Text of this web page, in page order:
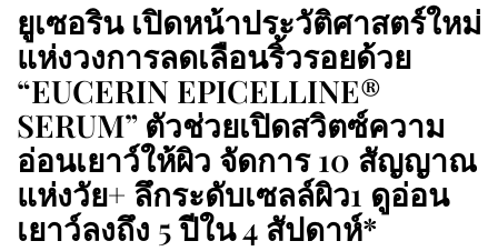
ยูเซอริน เปิดหน้าประวัติศาสตร์ใหม่
แห่งวงการลดเลือนริ้วรอยด้วย
“EUCERIN EPICELLINE®
SERUM” ตัวช่วยเปิดสวิตซ์ความ
อ่อนเยาว์ให้ผิว จัดการ 10 สัญญาณ
แห่งวัย+ ลึกระดับเซลล์ผิว1 ดูอ่อน
เยาว์ลงถึง 5 ปีใน 4 สัปดาห์*